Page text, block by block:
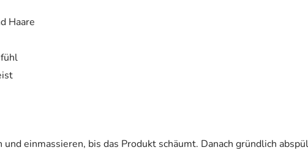
Haare
einmassieren, bis das Produkt schäumt. Danach gründlich